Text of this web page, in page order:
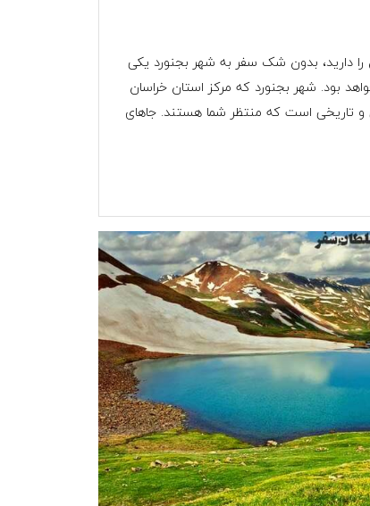
دارید، بدون شک سفر به شهر بجنورد یکی
بود. شهر بجنورد که مرکز استان خراسان
و تاریخی است که منتظر شما هستند‌. جاهای